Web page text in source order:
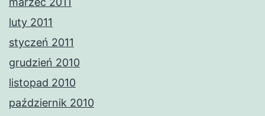
luty 2011
styczeń 2011
grudzień 2010
listopad 2010
październik 2010